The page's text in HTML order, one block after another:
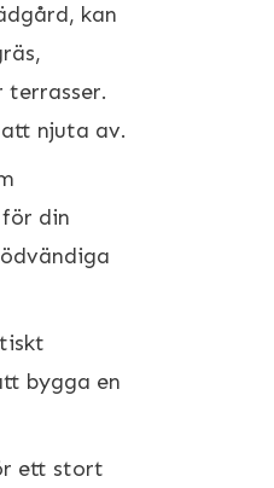
kan
terrasser.
njuta av.
din
bygga en
ett stort